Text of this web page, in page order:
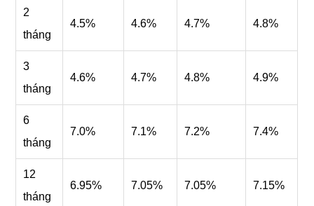
2
tháng
4.5% 4.6% 4.7% 4.8%
3
tháng
4.6% 4.7% 4.8% 4.9%
6
tháng
7.0% 7.1% 7.2% 7.4%
12
tháng
6.95% 7.05% 7.05% 7.15%